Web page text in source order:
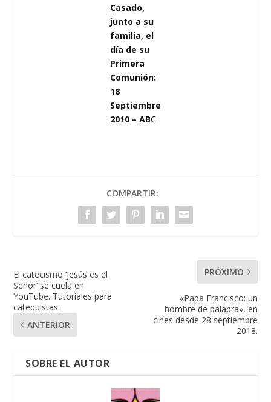
Casado,
junto a su
familia, el
día de su
Primera
Comunión:
18
Septiembre
2010 – ABC
COMPARTIR:
El catecismo ‘Jesús es el
Señor’ se cuela en
YouTube. Tutoriales para
catequistas.
ANTERIOR
PRÓXIMO
«Papa Francisco: un
hombre de palabra», en
cines desde 28 septiembre
2018.
SOBRE EL AUTOR